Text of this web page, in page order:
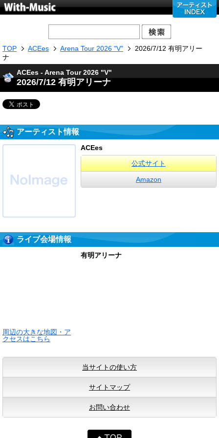
TOP ACEes Arena Tour 2026 "V"
2026/7/12 有明アリー
ナ
ACEes - Arena Tour 2026 "V"
2026/7/12 有明アリーナ
アーティスト情報
ACEes
公式サイト
Amazon
ライブ会場情報
周辺の大きな地図・ア
クセスはこちら
有明アリーナ
当サイトの使い方
サイトマップ
お問い合わせ